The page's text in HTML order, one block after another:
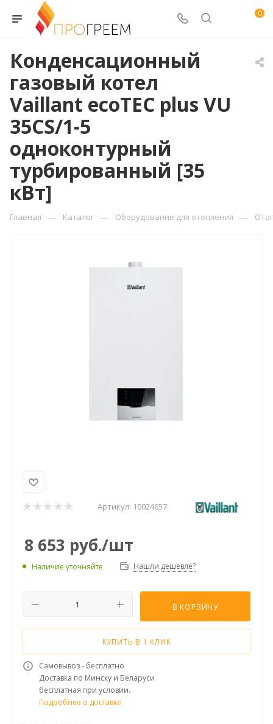
0
Конденсационный
газовый котел
Vaillant ecoTEC plus VU
35CS/1-5
одноконтурный
турбированный [35
кВт]
Главная — Каталог — Оборудование для отопления —
Артикул: 10024657
8 653 руб./шт
Наличие уточняйте Нашли дешевле?
В КОРЗИНУ
КУПИТЬ В 1 КЛИК
Самовывоз - бесплатно
Доставка по Минску и Беларуси
бесплатная при условии.
Подробнее о доставке